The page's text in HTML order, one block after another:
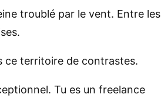
troublé par le vent. Entre les
ce territoire de contrastes.
Tu es un freelance